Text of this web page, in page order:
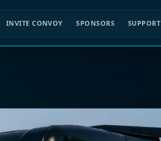
INVITE CONVOY SPONSORS SUPPORT